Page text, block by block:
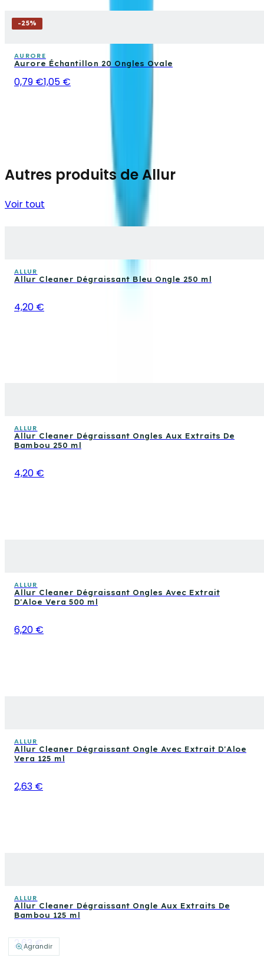
Agrandir
-25%
AURORE
Aurore Échantillon 20 Ongles Ovale
0,79 €1,05 €
Autres produits de Allur
Voir tout
ALLUR
Allur Cleaner Dégraissant Bleu Ongle 250 ml
4,20 €
ALLUR
Allur Cleaner Dégraissant Ongles Aux Extraits De
Bambou 250 ml
4,20 €
ALLUR
Allur Cleaner Dégraissant Ongles Avec Extrait
D'Aloe Vera 500 ml
6,20 €
ALLUR
Allur Cleaner Dégraissant Ongle Avec Extrait D'Aloe
Vera 125 ml
2,63 €
ALLUR
Allur Cleaner Dégraissant Ongle Aux Extraits De
Bambou 125 ml
2,63 €